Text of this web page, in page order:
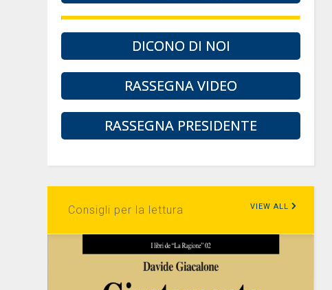
DICONO DI NOI
RASSEGNA VIDEO
RASSEGNA PRESIDENTE
Consigli per la lettura VIEW ALL